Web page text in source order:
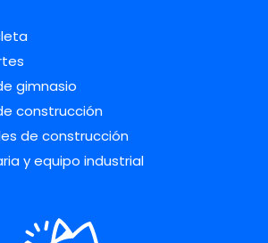
gimnasio
construcción
de construcción
y equipo industrial